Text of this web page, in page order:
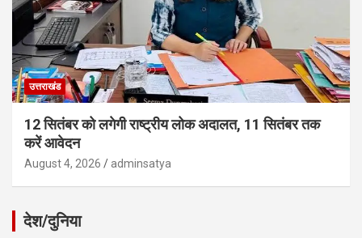
उत्तराखंड
12 सितंबर को लगेगी राष्ट्रीय लोक अदालत, 11 सितंबर तक
करें आवेदन
August 4, 2026 adminsatya
देश/दुनिया